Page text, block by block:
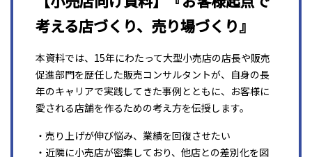
考える店づくり、売り場づくり』
本資料では、15年にわたって大型小売店の店長や販売
促進部門を歴任した販売コンサルタントが、自身の長
年のキャリアで実践してきた事例とともに、お客様に
愛される店舗を作るための考え方を伝授します。
・売り上げが伸び悩み、業績を回復させたい
・近隣に小売店が密集しており、他店との差別化を図